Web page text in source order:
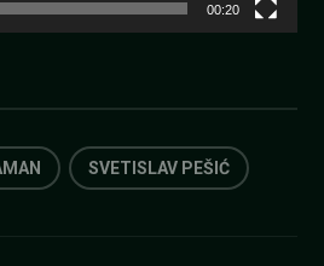
00:20
SVETISLAV PEŠIĆ